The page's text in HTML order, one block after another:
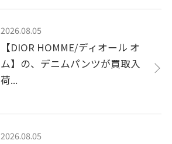
2026.08.05
【DIOR HOMME/ディオール オ
ム】の、デニムパンツが買取入
荷...
2026.08.05